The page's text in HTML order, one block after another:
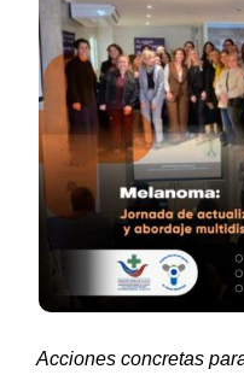
Acciones concretas